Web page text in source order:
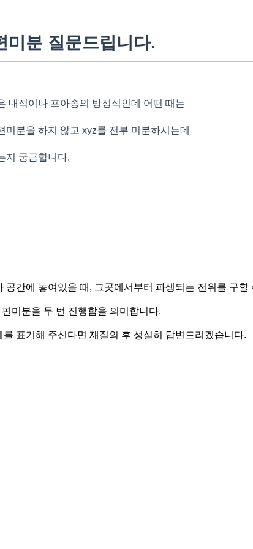
미분 질문드립니다.
내적이나 프아송의 방정식인데 어떤 때는
미분을 하지 않고 xyz를 전부 미분하시는데
지 궁금합니다.
공간에 놓여있을 때, 그곳에서부터 파생되는 전위를 구할
미분을 두 번 진행함을 의미합니다.
표기해 주신다면 재질의 후 성실히 답변드리겠습니다.